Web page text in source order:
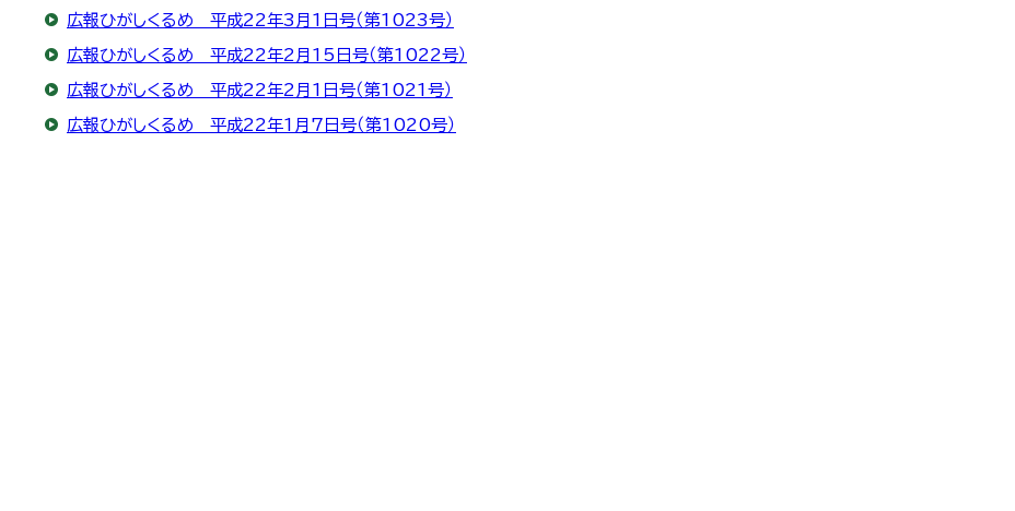
広報ひがしくるめ 平成22年3月1日号（第1023号）
広報ひがしくるめ 平成22年2月15日号（第1022号）
広報ひがしくるめ 平成22年2月1日号（第1021号）
広報ひがしくるめ 平成22年1月7日号（第1020号）